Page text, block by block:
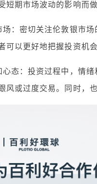
短期市场波动的影响而
：密切关注伦敦银市
可以更好地把握投资机
态：投资过程中，情
风或过度交易。同时，